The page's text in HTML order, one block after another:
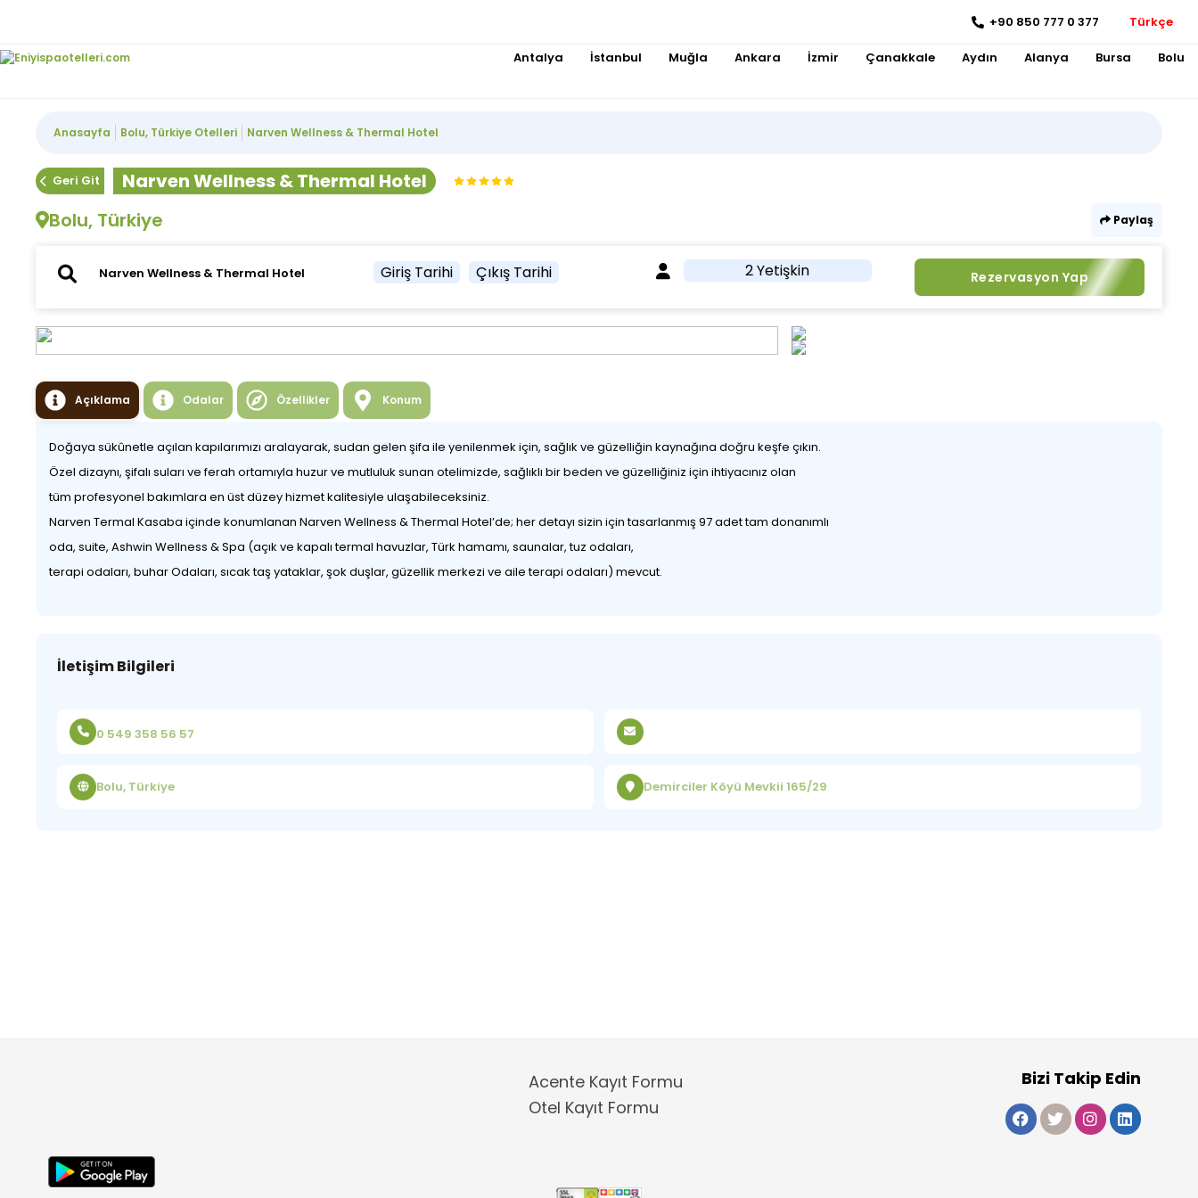
+90 850 777 0 377 Türkçe
Antalya İstanbul Muğla Ankara İzmir Çanakkale Aydın Alanya Bursa Bolu
Anasayfa Bolu, Türkiye Otelleri Narven Wellness & Thermal Hotel
Geri Git
Narven Wellness & Thermal Hotel
Bolu, Türkiye
Paylaş
Giriş Tarihi Çıkış Tarihi 2 Yetişkin Rezervasyon Yap
Açıklama Odalar Özellikler Konum
Doğaya sükûnetle açılan kapılarımızı aralayarak, sudan gelen şifa ile yenilenmek için, sağlık ve güzelliğin kaynağına doğru keşfe çıkın.
Özel dizaynı, şifalı suları ve ferah ortamıyla huzur ve mutluluk sunan otelimizde, sağlıklı bir beden ve güzelliğiniz için ihtiyacınız olan
tüm profesyonel bakımlara en üst düzey hizmet kalitesiyle ulaşabileceksiniz.
Narven Termal Kasaba içinde konumlanan Narven Wellness & Thermal Hotel’de; her detayı sizin için tasarlanmış 97 adet tam donanımlı
oda, suite, Ashwin Wellness & Spa (açık ve kapalı termal havuzlar, Türk hamamı, saunalar, tuz odaları,
terapi odaları, buhar Odaları, sıcak taş yataklar, şok duşlar, güzellik merkezi ve aile terapi odaları) mevcut.
İletişim Bilgileri
0 549 358 56 57
Bolu, Türkiye Demirciler Köyü Mevkii 165/29
Acente Kayıt Formu
Otel Kayıt Formu
Bizi Takip Edin